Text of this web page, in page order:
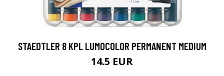
STAEDTLER 8 KPL LUMOCOLOR PERMANENT MEDIUM
14.5 EUR